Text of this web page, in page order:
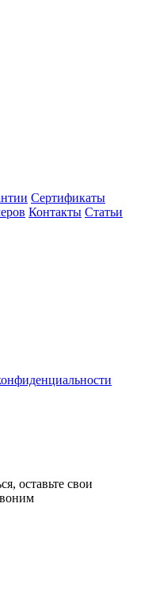
Сертификаты
Контакты Статьи
оставьте свои